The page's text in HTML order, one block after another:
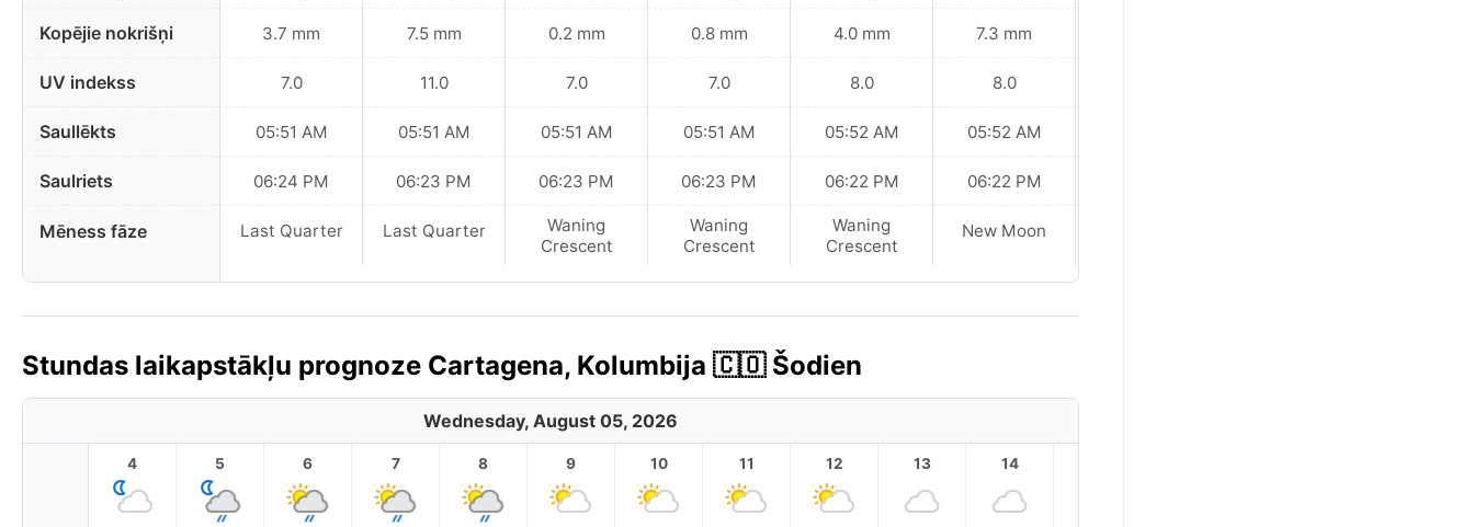
Kopējie nokrišņi
UV indekss
Saullēkts
Saulriets
Mēness fāze
3.7 mm
7.0
05:51 AM
06:24 PM
Last Quarter
7.5 mm
11.0
05:51 AM
06:23 PM
Last Quarter
0.2 mm
7.0
05:51 AM
06:23 PM
Waning
Crescent
0.8 mm
7.0
05:51 AM
06:23 PM
Waning
Crescent
4.0 mm
8.0
05:52 AM
06:22 PM
Waning
Crescent
7.3 mm
8.0
05:52 AM
06:22 PM
New Moon
Stundas laikapstākļu prognoze Cartagena, Kolumbija 🇨🇴 Šodien
Wednesday, August 05, 2026
4 5 6 7 8 9 10 11 12 13 14